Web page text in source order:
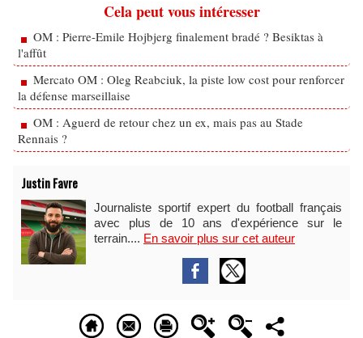
Cela peut vous intéresser
OM : Pierre-Emile Hojbjerg finalement bradé ? Besiktas à
l'affût
Mercato OM : Oleg Reabciuk, la piste low cost pour renforcer
la défense marseillaise
OM : Aguerd de retour chez un ex, mais pas au Stade
Rennais ?
Justin Favre
Journaliste sportif expert du football français
avec plus de 10 ans d'expérience sur le
terrain.... En savoir plus sur cet auteur